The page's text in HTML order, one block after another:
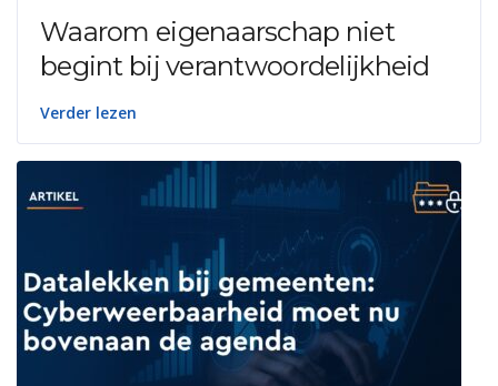
Waarom eigenaarschap niet
begint bij verantwoordelijkheid
Verder lezen